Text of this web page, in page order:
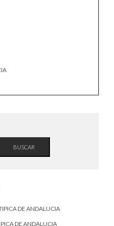
BUSCAR
DE ANDALUCIA
DE ANDALUCIA